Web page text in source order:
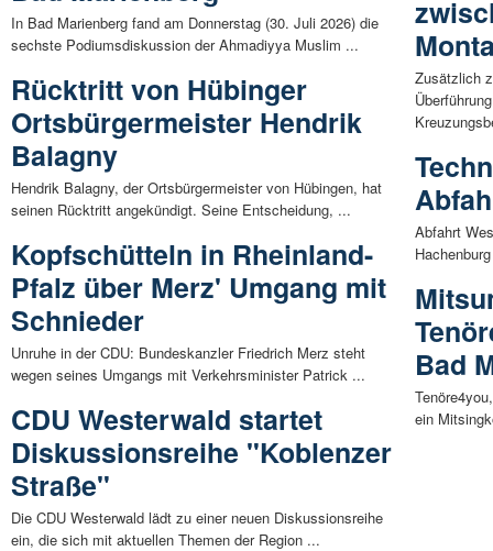
In Bad Marienberg fand am Donnerstag (30. Juli 2026) die
sechste Podiumsdiskussion der Ahmadiyya Muslim ...
Rücktritt von Hübinger
Ortsbürgermeister Hendrik
Balagny
Hendrik Balagny, der Ortsbürgermeister von Hübingen, hat
seinen Rücktritt angekündigt. Seine Entscheidung, ...
Kopfschütteln in Rheinland-
Pfalz über Merz' Umgang mit
Schnieder
Unruhe in der CDU: Bundeskanzler Friedrich Merz steht
wegen seines Umgangs mit Verkehrsminister Patrick ...
CDU Westerwald startet
Diskussionsreihe "Koblenzer
Straße"
Die CDU Westerwald lädt zu einer neuen Diskussionsreihe
ein, die sich mit aktuellen Themen der Region ...
Zusätzlich
Abfahrt
Bad
ein